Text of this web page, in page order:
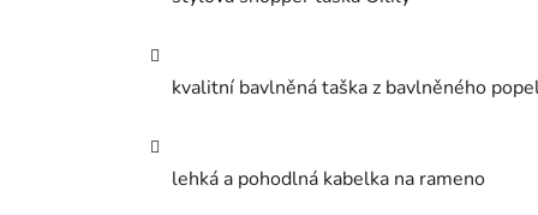
kvalitní bavlněná taška z bavlněného
lehká a pohodlná kabelka na rameno